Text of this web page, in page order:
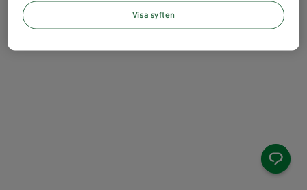
Visa syften